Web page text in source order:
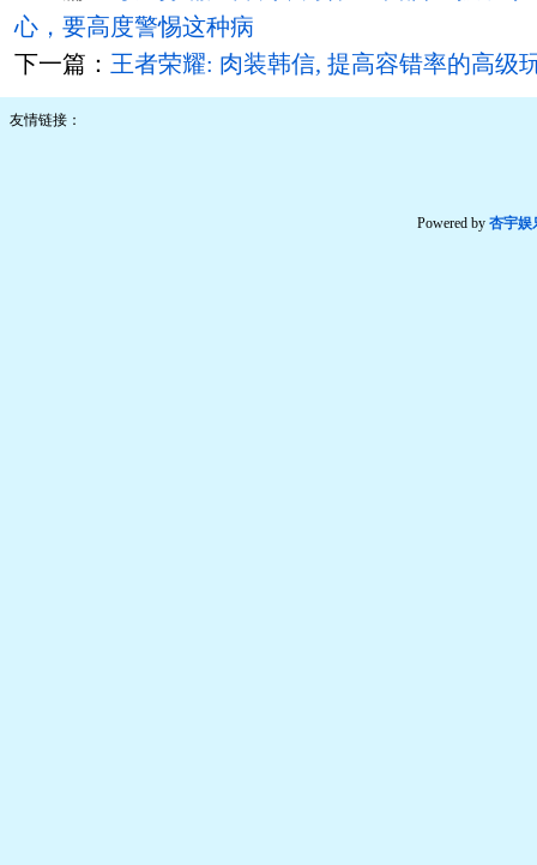
心，要高度警惕这种病
下一篇： 王者荣耀: 肉装韩信, 提高容错率的高级
友情链接：
Powered by 杏宇娱